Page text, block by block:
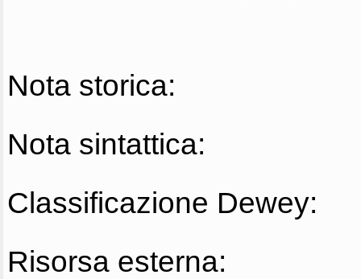
Nota storica:
Nota sintattica:
Classificazione Dewey:
Risorsa esterna: